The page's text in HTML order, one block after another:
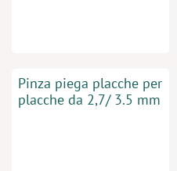
Pinza piega placche per
placche da 2,7/ 3.5 mm